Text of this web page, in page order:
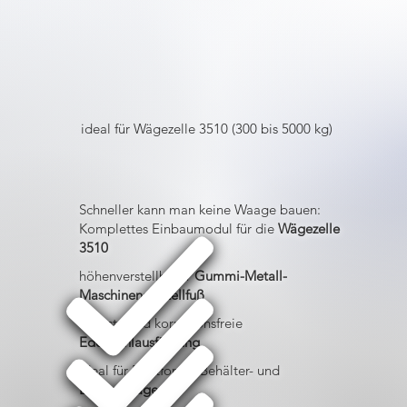
ideal für Wägezelle 3510 (300 bis 5000 kg)
Schneller kann man keine Waage bauen:
Komplettes Einbaumodul für die Wägezelle
3510
höhenverstellbarerGummi-Metall-
Maschinenaufstellfuß
robuste und korrosionsfreie
Edelstahlausführung
ideal für Plattform-, Behälter- und
Bodenwaagen